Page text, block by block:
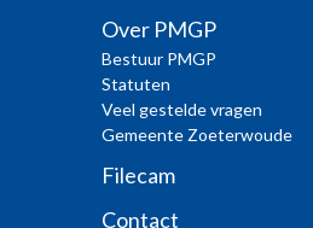
Over PMGP
Bestuur PMGP
Statuten
Veel gestelde vragen
Gemeente Zoeterwoude
Filecam
Contact